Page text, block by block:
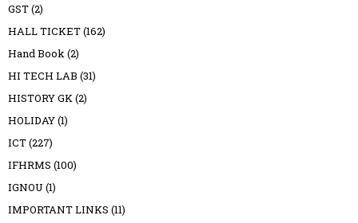
GST(2)
HALL TICKET(162)
Hand Book(2)
HI TECH LAB (31)
HISTORY GK(2)
HOLIDAY(1)
ICT(227)
IFHRMS (100)
IGNOU (1)
IMPORTANT LINKS (11)